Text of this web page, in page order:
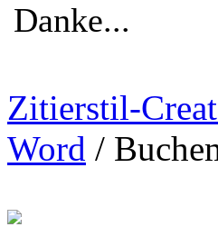
Danke...
Zitierstil-
Word /